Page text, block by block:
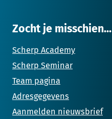
Zocht je misschien...
Scherp Academy
Scherp Seminar
Team pagina
Adresgegevens
Aanmelden nieuwsbrief